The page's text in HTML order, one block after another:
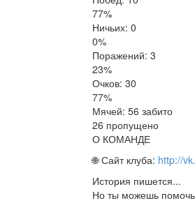
77%
Ничьих: 0
0%
Поражений: 3
23%
Очков: 30
77%
Мячей: 56 забито
26 пропущено
О КОМАНДЕ
🌐 Сайт клуба: http://
История пишется...
Но ты можешь